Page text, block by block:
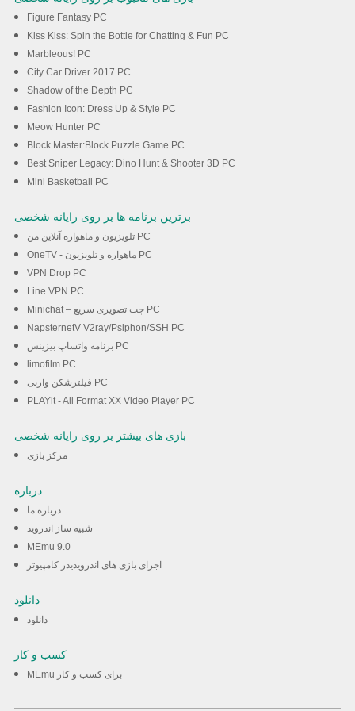
Figure Fantasy PC
Kiss Kiss: Spin the Bottle for Chatting & Fun PC
Marbleous! PC
City Car Driver 2017 PC
Shadow of the Depth PC
Fashion Icon: Dress Up & Style PC
Meow Hunter PC
Block Master:Block Puzzle Game PC
Best Sniper Legacy: Dino Hunt & Shooter 3D PC
Mini Basketball PC
برترین برنامه ها بر روی رایانه شخصی
تلویزیون و ماهواره آنلاین من PC
OneTV - ماهواره و تلویزیون PC
VPN Drop PC
Line VPN PC
Minichat – چت تصویری سریع PC
NapsternetV V2ray/Psiphon/SSH PC
برنامه واتساپ بیزینس PC
limofilm PC
فیلترشکن وارپی PC
PLAYit - All Format XX Video Player PC
بازی های بیشتر بر روی رایانه شخصی
مرکز بازی
درباره
درباره ما
شبیه ساز اندروید
MEmu 9.0
اجرای بازی های اندرویدیدر کامپیوتر
دانلود
دانلود
کسب و کار
MEmu برای کسب و کار